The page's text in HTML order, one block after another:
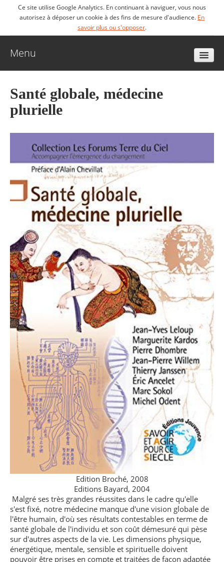
Ce site utilise Google Analytics. En continuant à naviguer, vous nous
autorisez à déposer un cookie à des fins de mesure d'audience. En
savoir plus ou s'opposer.
Menu
Biographie
Vidéos
Articles
Podcasts
Agenda
Contact
Santé globale, médecine
plurielle
Edition Broché, 2008
Editions Bayard, 2004
Malgré ses très grandes réussites dans le cadre qu'elle
s'est fixé, notre médecine manque d'une vision globale de
l'être humain, d'où ses résultats contestables en terme de
santé globale de l'individu et son coût démesuré qui pèse
sur d'autres aspects de la vie. Les dimensions physique,
énergétique, mentale, sensible et spirituelle doivent
pouvoir être prises en compte et traitées de façon adaptée